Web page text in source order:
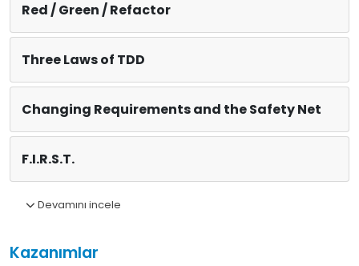
Red / Green / Refactor
Three Laws of TDD
Changing Requirements and the Safety Net
F.I.R.S.T.
Devamını incele
Kazanımlar